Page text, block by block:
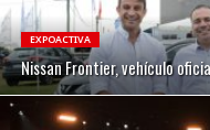
EXPOACTIVA
Nissan Frontier, vehículo